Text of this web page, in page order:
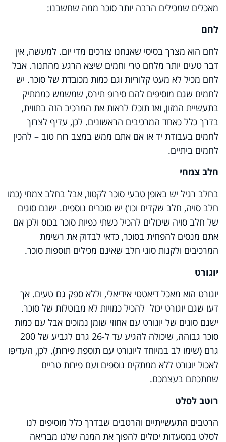
מאכלים שמכילים הרבה יותר סוכר ממה שחשבנו:
לחם
לחם הוא מצרך בסיסי שאנחנו צורכים מדי יום. למעשה, אין
דבר טעים יותר מלחם טרי וחמים שיצא הרגע מהתנור. אבל
לחם מכיל לא מעט קלוריות וגם כמות מכובדת של סוכר. יש
לחמים שגם מוסיפים להם סירופ תירס, שמשמש כממתיק
בתעשיית המזון, ואז תוכלו לראות את המרכיב הזה בתווית,
בדרך כלל כאחד המרכיבים הראשונים. לכן, עדיף לצרוך
לחמים בעבודת יד או אם אתם ממש במצב רוח טוב – להכין
לחמים ביתיים.
חלב צמחי
בחלב רגיל יש באופן טבעי סוכר לקטוז, אבל בחלב צמחי (כמו
חלב סויה, חלב שקדים וכו') יש סוכרים נוספים. ישנם סוגים
של חלב סויה שיכולים להכיל כשתי כפיות סוכר בכוס ולכן אם
אתם מנסים להפחית בסוכר, כדאי לבדוק את רשימת
המרכיבים ולקנות סוגי חלב שאינם מכילים תוספות סוכר.
יוגורט
יוגורט הוא מאכל דיאטטי אידיאלי, וללא ספק גם טעים. אך
דעו שגם יוגורט יכול להכיל כמויות לא מבוטלות של סוכר.
ישנם סוגים של יוגורט עם אחוזי שומן נמוכים אבל עם כמות
סוכר גבוהה, שיכולה להגיע עד ל-26 גרם לגביע של 200
גרם (שימו לב במיוחד ליוגורט עם תוספת פירות). לכן, העדיפו
לאכול יוגורט ללא ממתקים נוספים ועם פירות טריים
שחתכתם בעצמכם.
רוטב לסלט
הרטבים התעשייתיים והרטבים שבדרך כלל מוסיפים לנו
לסלט במסעדות יכולים להפוך את המנה שלנו מבריאה